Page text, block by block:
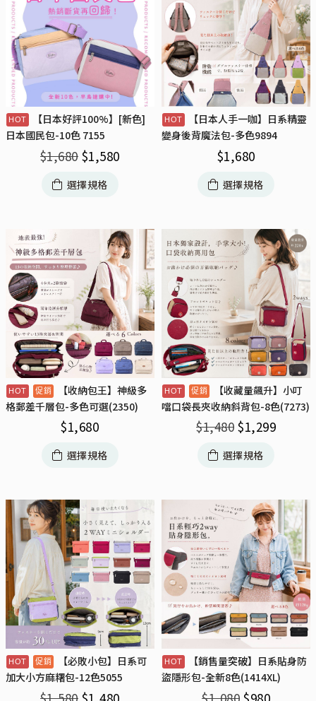
【日本好評100%】[新色]
日本國民包-10色 7155
$1,680 $1,580
選擇規格
【日本人手一咖】日系精靈
變身後背魔法包-多色9894
$1,680
選擇規格
【收納包王】神級多
格郵差千層包-多色可選(2350)
$1,680
選擇規格
【收藏量飆升】小叮
噹口袋長夾收納斜背包-8色(7273)
$1,480 $1,299
選擇規格
【必敗小包】日系可
加大小方麻糬包-12色5055
【銷售量突破】日系貼身防
盜隱形包-全新8色(1414XL)